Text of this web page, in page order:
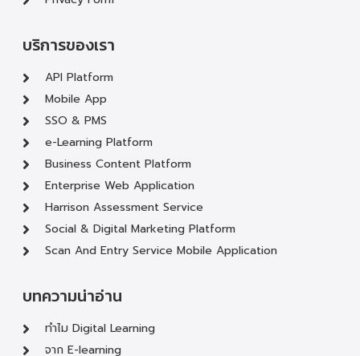
บริการของเรา
API Platform
Mobile App
SSO & PMS
e-Learning Platform
Business Content Platform
Enterprise Web Application
Harrison Assessment Service
Social & Digital Marketing Platform
Scan And Entry Service Mobile Application
บทความน่าอ่าน
ทำไม Digital Learning
จาก E-learning